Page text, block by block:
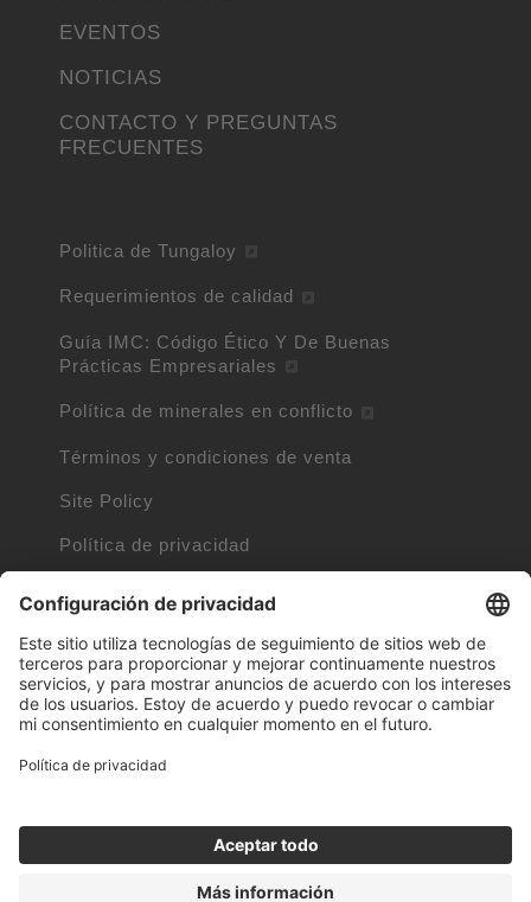
EVENTOS
NOTICIAS
CONTACTO Y PREGUNTAS
FRECUENTES
Politica de Tungaloy
Requerimientos de calidad
Guía IMC: Código Ético Y De Buenas
Prácticas Empresariales
Política de minerales en conflicto
Términos y condiciones de venta
Site Policy
Política de privacidad
Información de cookies
Marcas propiedad de otras empresas